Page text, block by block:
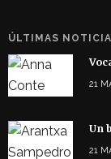
ÚLTIMAS
21
Un
21